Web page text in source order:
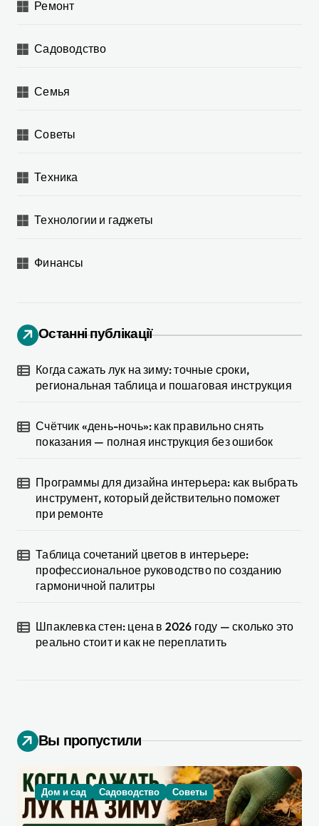
Ремонт
Садоводство
Семья
Советы
Техника
Технологии и гаджеты
Финансы
Останні публікації
Когда сажать лук на зиму: точные сроки,
региональная таблица и пошаговая инструкция
Счётчик «день-ночь»: как правильно снять
показания — полная инструкция без ошибок
Программы для дизайна интерьера: как выбрать
инструмент, который действительно поможет
при ремонте
Таблица сочетаний цветов в интерьере:
профессиональное руководство по созданию
гармоничной палитры
Шпаклевка стен: цена в 2026 году — сколько это
реально стоит и как не переплатить
Вы пропустили
Дом и сад Садоводство Советы